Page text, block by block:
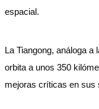
espacial.
La Tiangong, análoga
orbita a unos 350
mejoras críticas en sus